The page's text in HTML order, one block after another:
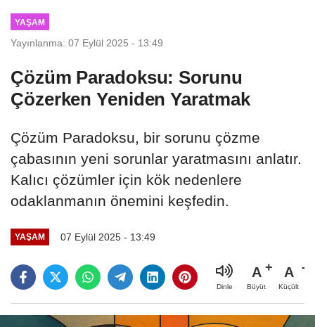
YAŞAM
Yayınlanma: 07 Eylül 2025 - 13:49
Çözüm Paradoksu: Sorunu
Çözerken Yeniden Yaratmak
Çözüm Paradoksu, bir sorunu çözme
çabasının yeni sorunlar yaratmasını anlatır.
Kalıcı çözümler için kök nedenlere
odaklanmanın önemini keşfedin.
YAŞAM 07 Eylül 2025 - 13:49
Dinle
A
Büyüt
A
Küçült